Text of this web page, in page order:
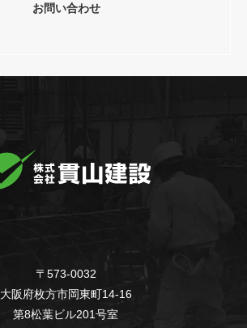
お問い合わせ
〒573-0032
大阪府枚方市岡東町14-16
第8松葉ビル201号室